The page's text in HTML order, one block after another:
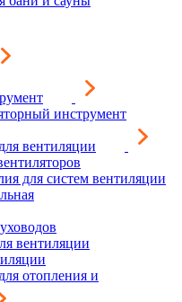
инструмент
вентиляции
для систем вентиляции
вентиляции
отопления и